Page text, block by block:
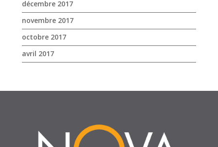
décembre 2017
novembre 2017
octobre 2017
avril 2017